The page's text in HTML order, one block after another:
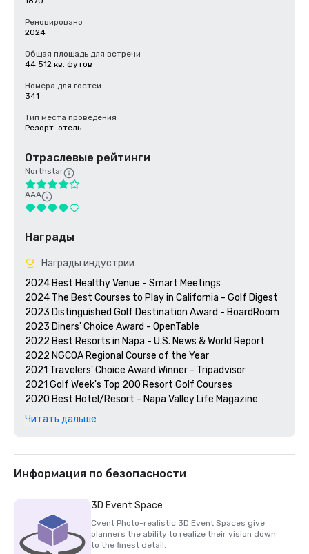
Реновировано
2024
Общая площадь для встречи
44 512 кв. футов
Номера для гостей
341
Тип места проведения
Резорт-отель
Отраслевые рейтинги
Northstar
AAA
Награды
Награды индустрии
2024 Best Healthy Venue - Smart Meetings
2024 The Best Courses to Play in California - Golf Digest
2023 Distinguished Golf Destination Award - BoardRoom
2023 Diners' Choice Award - OpenTable
2022 Best Resorts in Napa - U.S. News & World Report
2022 NGCOA Regional Course of the Year
2021 Travelers' Choice Award Winner - Tripadvisor
2021 Golf Week's Top 200 Resort Golf Courses
2020 Best Hotel/Resort - Napa Valley Life Magazine
2020 Travelers' Choice Award - Tripadvisor
2018 & 2019 TripAdvisor Certificate of Excellence
2018 & 2019 Readers' Choice Award - Condé Nast Traveler
2017 Best of Resorts - Meetings Today
2016 Top Northern California Resort - Condé Nast
Читать дальше
Информация по безопасности
3D Event Space
Cvent Photo-realistic 3D Event Spaces give
planners the ability to realize their vision down
to the finest detail.